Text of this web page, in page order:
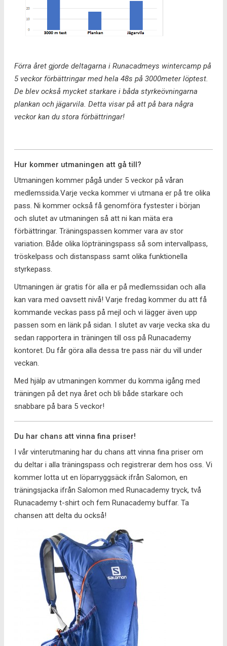
Förra året gjorde deltagarna i Runacadmeys wintercamp på
5 veckor förbättringar med hela 48s på 3000meter löptest.
De blev också mycket starkare i båda styrkeövningarna
plankan och jägarvila. Detta visar på att på bara några
veckor kan du stora förbättringar!
Hur kommer utmaningen att gå till?
Utmaningen kommer pågå under 5 veckor på våran
medlemssida.Varje vecka kommer vi utmana er på tre olika
pass. Ni kommer också få genomföra fystester i början
och slutet av utmaningen så att ni kan mäta era
förbättringar. Träningspassen kommer vara av stor
variation. Både olika löpträningspass så som intervallpass,
tröskelpass och distanspass samt olika funktionella
styrkepass.
Utmaningen är gratis för alla er på medlemssidan och alla
kan vara med oavsett nivå! Varje fredag kommer du att få
kommande veckas pass på mejl och vi lägger även upp
passen som en länk på sidan. I slutet av varje vecka ska du
sedan rapportera in träningen till oss på Runacademy
kontoret. Du får göra alla dessa tre pass när du vill under
veckan.
Med hjälp av utmaningen kommer du komma igång med
träningen på det nya året och bli både starkare och
snabbare på bara 5 veckor!
Du har chans att vinna fina priser!
I vår vinterutmaning har du chans att vinna fina priser om
du deltar i alla träningspass och registrerar dem hos oss. Vi
kommer lotta ut en löparryggsäck ifrån Salomon, en
träningsjacka ifrån Salomon med Runacademy tryck, två
Runacademy t-shirt och fem Runacademy buffar. Ta
chansen att delta du också!